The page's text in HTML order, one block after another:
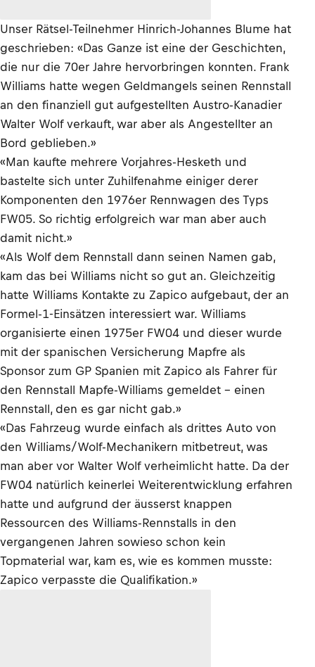
Unser Rätsel-Teilnehmer Hinrich-Johannes Blume hat
geschrieben: «Das Ganze ist eine der Geschichten,
die nur die 70er Jahre hervorbringen konnten. Frank
Williams hatte wegen Geldmangels seinen Rennstall
an den finanziell gut aufgestellten Austro-Kanadier
Walter Wolf verkauft, war aber als Angestellter an
Bord geblieben.»
«Man kaufte mehrere Vorjahres-Hesketh und
bastelte sich unter Zuhilfenahme einiger derer
Komponenten den 1976er Rennwagen des Typs
FW05. So richtig erfolgreich war man aber auch
damit nicht.»
«Als Wolf dem Rennstall dann seinen Namen gab,
kam das bei Williams nicht so gut an. Gleichzeitig
hatte Williams Kontakte zu Zapico aufgebaut, der an
Formel-1-Einsätzen interessiert war. Williams
organisierte einen 1975er FW04 und dieser wurde
mit der spanischen Versicherung Mapfre als
Sponsor zum GP Spanien mit Zapico als Fahrer für
den Rennstall Mapfe-Williams gemeldet – einen
Rennstall, den es gar nicht gab.»
«Das Fahrzeug wurde einfach als drittes Auto von
den Williams/Wolf-Mechanikern mitbetreut, was
man aber vor Walter Wolf verheimlicht hatte. Da der
FW04 natürlich keinerlei Weiterentwicklung erfahren
hatte und aufgrund der äusserst knappen
Ressourcen des Williams-Rennstalls in den
vergangenen Jahren sowieso schon kein
Topmaterial war, kam es, wie es kommen musste:
Zapico verpasste die Qualifikation.»